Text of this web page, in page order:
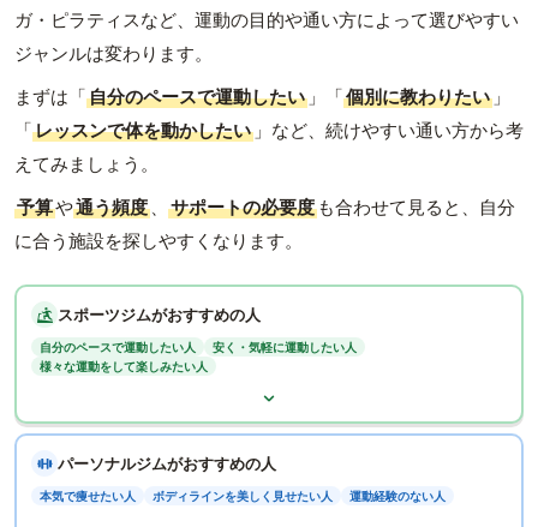
ガ・ピラティスなど、運動の目的や通い方によって選びやすい
ジャンルは変わります。
まずは「自分のペースで運動したい 」「個別に教わりたい 」
「レッスンで体を動かしたい 」など、続けやすい通い方から考
えてみましょう。
予算や通う頻度 、 サポートの必要度 も合わせて見ると、自分
に合う施設を探しやすくなります。
スポーツジムがおすすめの人
自分のペースで運動したい人
安く・気軽に運動したい人
様々な運動をして楽しみたい人
パーソナルジムがおすすめの人
本気で痩せたい人 ボディラインを美しく見せたい人 運動経験のない人